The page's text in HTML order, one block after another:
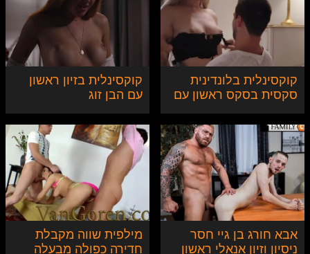
קוקסינלית בלונדינית
סקסית בסקס ראשון עם
קוקסינלית בזיון ראשון
עם הבן זוג
אבא חורג בן גיי חסר
ניסיון וזיון אנאלי ראשון
מילפית שווה מקבלת
חדירה כפולה מבעלה